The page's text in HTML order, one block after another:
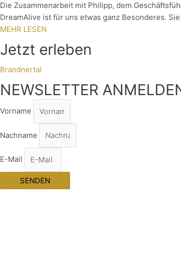
Die Zusammenarbeit mit Philipp, dem
DreamAlive ist für uns etwas ganz Besonderes.
MEHR LESEN
Jetzt erleben
Brandnertal
NEWSLETTER
Vorname
Nachname
E-Mail
SENDEN